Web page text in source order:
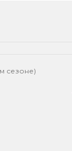
сезоне)